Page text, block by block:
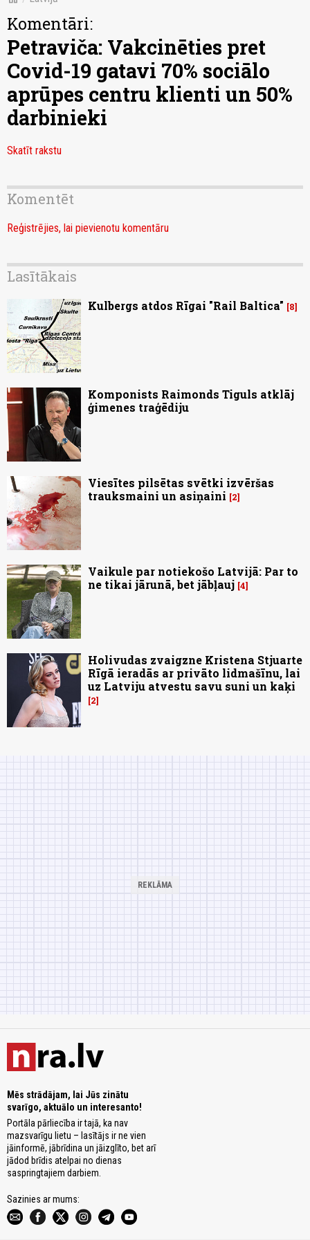
Komentāri:
Petraviča: Vakcinēties pret
Covid-19 gatavi 70% sociālo
aprūpes centru klienti un 50%
darbinieki
Skatīt rakstu
Komentēt
Reģistrējies, lai pievienotu komentāru
Lasītākais
Kulbergs atdos Rīgai "Rail Baltica" 8
Komponists Raimonds Tiguls atklāj
ģimenes traģēdiju
Viesītes pilsētas svētki izvēršas
trauksmaini un asiņaini
2
Vaikule par notiekošo Latvijā: Par to
ne tikai jārunā, bet jābļauj 4
Holivudas zvaigzne Kristena Stjuarte
Rīgā ieradās ar privāto lidmašīnu, lai
uz Latviju atvestu savu suni un kaķi
2
Mēs strādājam, lai Jūs zinātu
svarīgo, aktuālo un interesanto!
Portāla pārliecība ir tajā, ka nav
mazsvarīgu lietu – lasītājs ir ne vien
jāinformē, jābrīdina un jāizglīto, bet arī
jādod brīdis atelpai no dienas
saspringtajiem darbiem.
Sazinies ar mums: